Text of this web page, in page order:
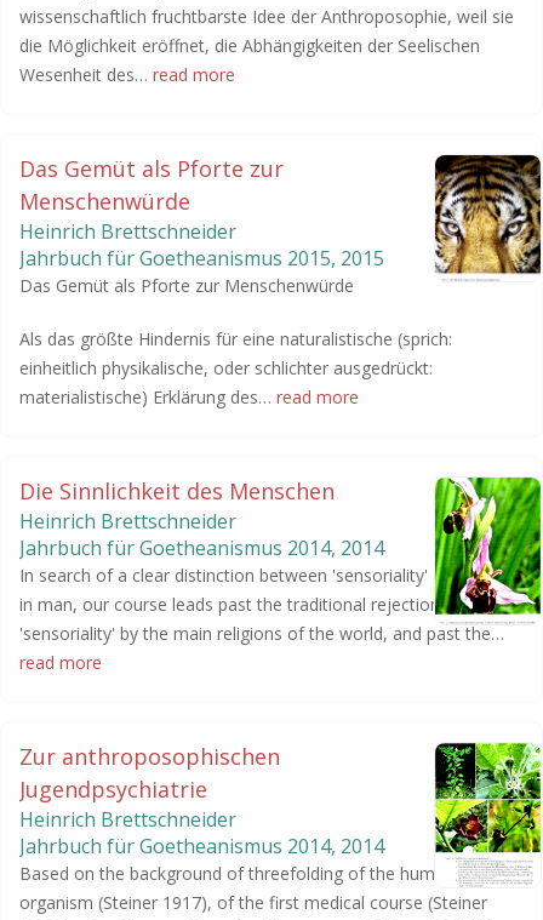
wissenschaftlich fruchtbarste Idee der Anthroposophie, weil sie
die Möglichkeit eröffnet, die Abhängigkeiten der Seelischen
Wesenheit des… read more
Das Gemüt als Pforte zur
Menschenwürde
Heinrich Brettschneider
Jahrbuch für Goetheanismus 2015, 2015
Das Gemüt als Pforte zur Menschenwürde
Als das größte Hindernis für eine naturalistische (sprich:
einheitlich physikalische, oder schlichter ausgedrückt:
materialistische) Erklärung des… read more
Die Sinnlichkeit des Menschen
Heinrich Brettschneider
Jahrbuch für Goetheanismus 2014, 2014
In search of a clear distinction between 'sensoriality' and 'desire'
in man, our course leads past the traditional rejection of
'sensoriality' by the main religions of the world, and past the…
read more
Zur anthroposophischen
Jugendpsychiatrie
Heinrich Brettschneider
Jahrbuch für Goetheanismus 2014, 2014
Based on the background of threefolding of the human
organism (Steiner 1917), of the first medical course (Steiner